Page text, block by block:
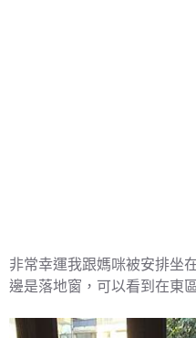
非常幸運我跟媽咪被安排坐
邊是落地窗，可以看到在東